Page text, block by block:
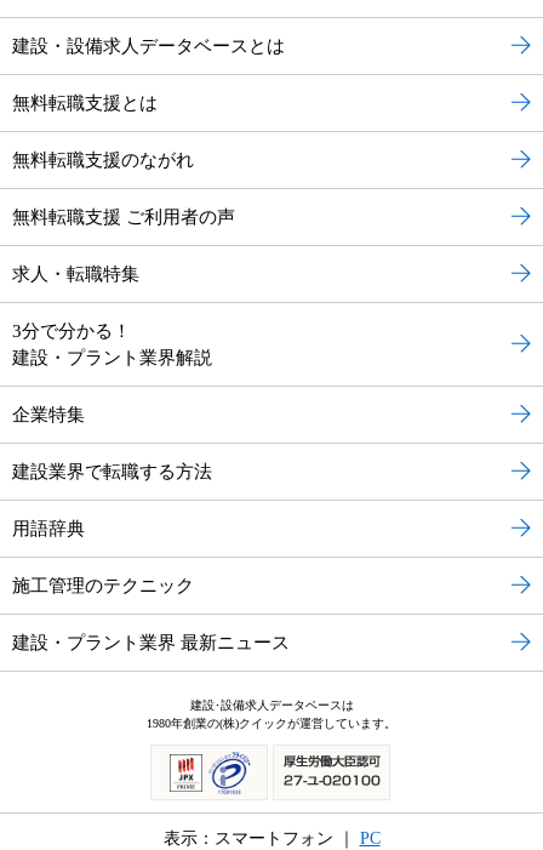
建設・設備求人データベースとは
無料転職支援とは
無料転職支援のながれ
無料転職支援 ご利用者の声
求人・転職特集
3分で分かる！
建設・プラント業界解説
企業特集
建設業界で転職する方法
用語辞典
施工管理のテクニック
建設・プラント業界 最新ニュース
建設･設備求人データベースは
1980年創業の(株)クイックが運営しています。
表示：スマートフォン ｜ PC